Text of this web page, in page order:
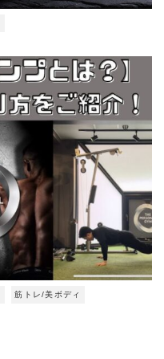
筋トレ/美ボディ